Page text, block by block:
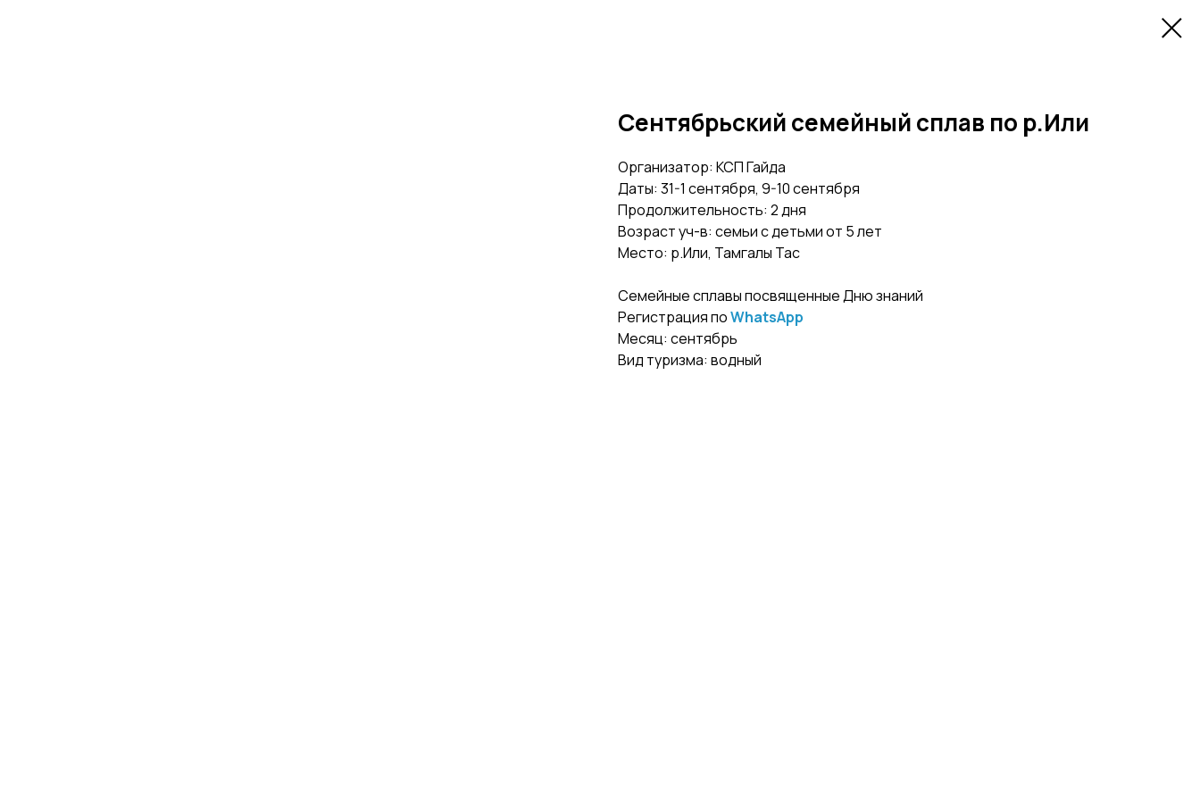
Сентябрьский семейный сплав по р.Или
Организатор: КСП Гайда
Даты: 31-1 сентября, 9-10 сентября
Продолжительность: 2 дня
Возраст уч-в: семьи с детьми от 5 лет
Место: р.Или, Тамгалы Тас
Семейные сплавы посвященные Дню знаний
Регистрация поWhatsApp
Месяц: сентябрь
Вид туризма: водный